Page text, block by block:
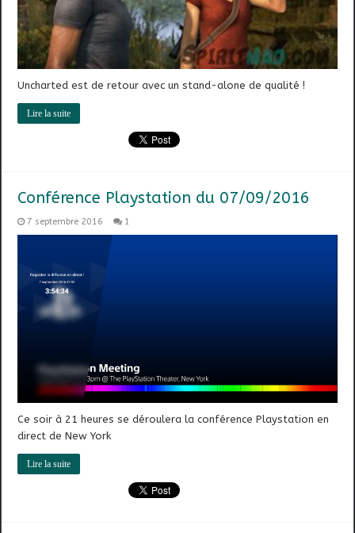
Uncharted est de retour avec un stand-alone de qualité !
Lire la suite
Conférence Playstation du 07/09/2016
7 septembre 2016 1
Ce soir à 21 heures se déroulera la conférence Playstation en
direct de New York
Lire la suite